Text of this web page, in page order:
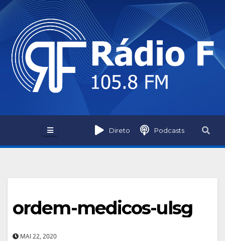
Skip
to
content
Direto Podcasts
ordem-medicos-ulsg
MAI 22, 2020